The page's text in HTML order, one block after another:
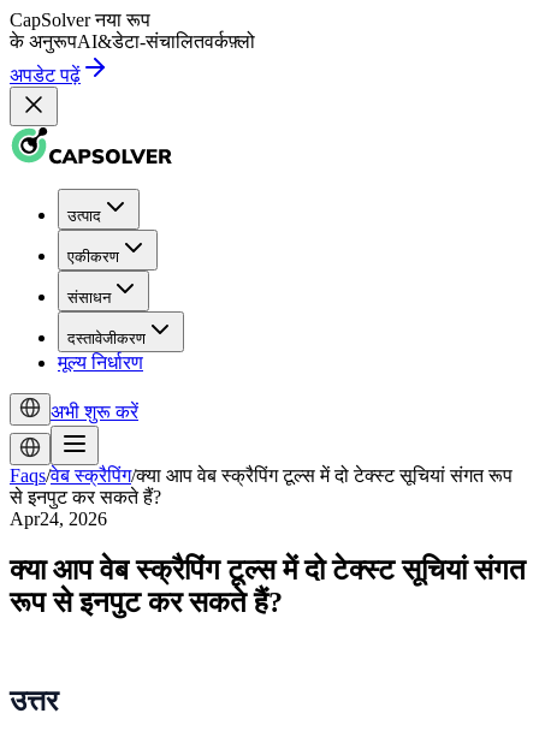
CapSolver नया रूप
के अनुरूपAI&डेटा-संचालितवर्कफ़्लो
अपडेट पढ़ें
उत्पाद
एकीकरण
संसाधन
दस्तावेजीकरण
मूल्य निर्धारण
अभी शुरू करें
Faqs/वेब स्क्रैपिंग/क्या आप वेब स्क्रैपिंग टूल्स में दो टेक्स्ट सूचियां संगत रूप
से इनपुट कर सकते हैं?
Apr24, 2026
क्या आप वेब स्क्रैपिंग टूल्स में दो टेक्स्ट सूचियां संगत
रूप से इनपुट कर सकते हैं?
उत्तर